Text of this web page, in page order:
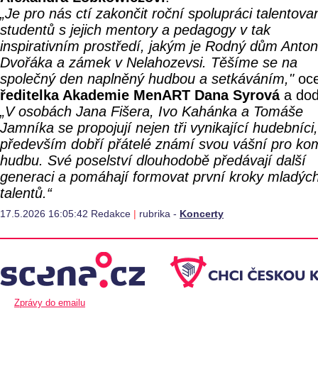
„Je pro nás ctí zakončit roční spolupráci
studentů s jejich mentory a pedagogy v tak
inspirativním prostředí, jakým je Rodný dům
Dvořáka a zámek v Nelahozevsi. Těšíme se na
společný den naplněný hudbou a setkáváním,"
ředitelka Akademie MenART Dana Syrováa
„V osobách Jana Fišera, Ivo Kahánka a Tomáše
Jamníka se propojují nejen tři vynikající
především dobří přátelé známí svou vášní pro
hudbu. Své poselství dlouhodobě předávají další
generaci a pomáhají formovat první kroky
talentů.“
17.5.2026 16:05:42 Redakce | rubrika - Koncerty
Zprávy do emailu